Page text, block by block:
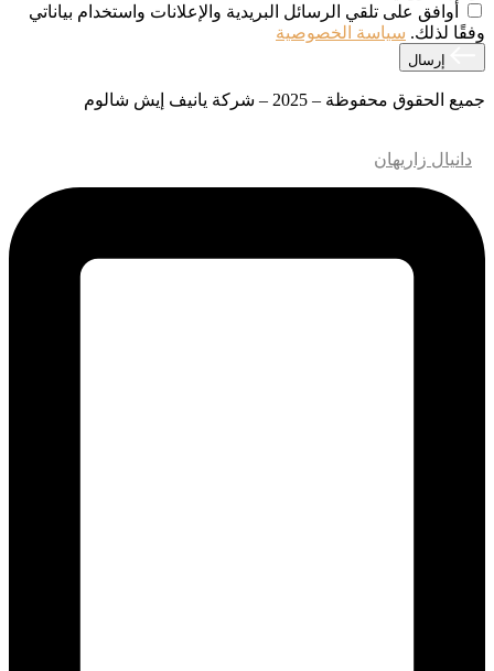
أوافق على تلقي الرسائل البريدية والإعلانات واستخدام بياناتي
وفقًا لذلك. سياسة الخصوصية
إرسال
جميع الحقوق محفوظة – 2025 – شركة يانيف إيش شالوم
دانيال زاريهان